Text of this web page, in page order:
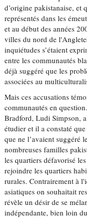
d’origine pakistanaise, et
représentés dans les
et au début des années
villes du nord de
inquiétudes s’étaient
entre les communautés
déjà suggéré que les
associées au
Mais ces accusations
communautés en
Bradford, Ludi Simpson,
étudier et il a constaté
que ne l’avaient suggéré
nombreuses familles
les quartiers défavorisé
rejoindre les quartiers
rurales. Contrairement à
asiatiques on souhaitait
révèle un désir de se
indépendante, bien loin